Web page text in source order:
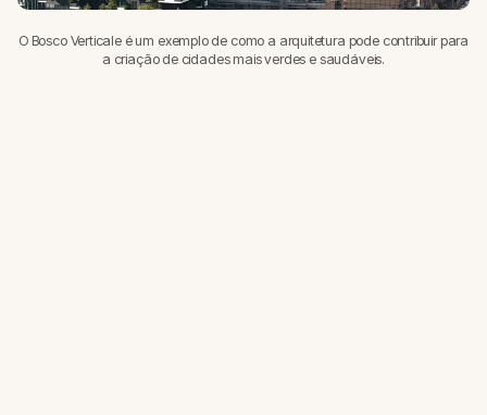
O Bosco Verticale é um exemplo de como a arquitetura pode contribuir para
a criação de cidades mais verdes e saudáveis.